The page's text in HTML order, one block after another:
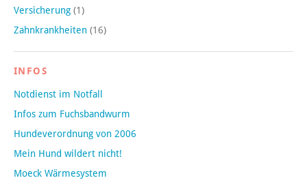
Versicherung (1)
Zahnkrankheiten (16)
INFOS
Notdienst im Notfall
Infos zum Fuchsbandwurm
Hundeverordnung von 2006
Mein Hund wildert nicht!
Moeck Wärmesystem